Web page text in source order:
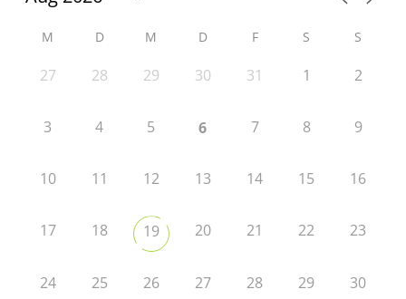
M D M D F S S
27 28 29 30 31 1 2
3 4 5 6 7 8 9
10 11 12 13 14 15 16
17 18 19 20 21 22 23
24 25 26 27 28 29 30